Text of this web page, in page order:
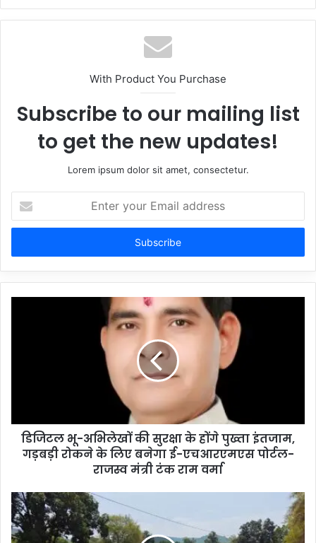
With Product You Purchase
Subscribe to our mailing list
to get the new updates!
Lorem ipsum dolor sit amet, consectetur.
your
Email
डिजिटल भू-अभिलेखों की सुरक्षा के होंगे पुख्ता इंतजाम,
गड़बड़ी रोकने के लिए बनेगा ई-एचआरएमएस पोर्टल-
राजस्व मंत्री टंक राम वर्मा